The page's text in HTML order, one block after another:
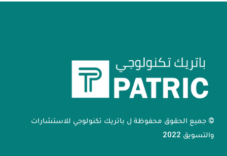
© جميع الحقوق محفوظة ل باتريك تكنولوجي للاستشارات
والتسويق 2022